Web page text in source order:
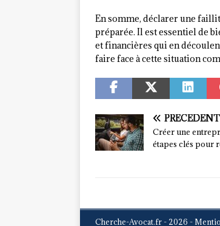
En somme, déclarer une
préparée. Il est essentiel de
et financières qui en
faire face à cette situation
PRÉCÉDENT
Créer une
étapes clés pour
Cherche-Avocat.fr - 2026 -